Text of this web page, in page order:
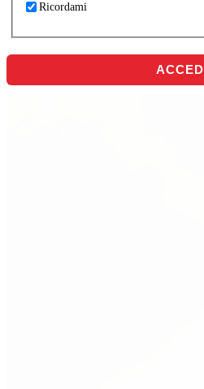
Ricordami
ACCEDI